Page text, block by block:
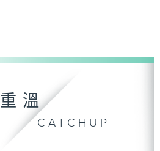
重溫
CATCHUP